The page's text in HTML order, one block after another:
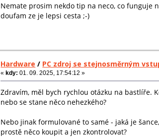
Nemate prosim nekdo tip na neco, co funguje
doufam ze je lepsi cesta ;-)
Hardware / PC zdroj se stejnosměrným
«kdy: 01. 09. 2025, 17:54:12 »
Zdravím, měl bych rychlou otázku na bastlíře.
nebo se stane něco nehezkého?
Nebo jinak formulované to samé - jaká je
prostě něco koupit a jen zkontrolovat?